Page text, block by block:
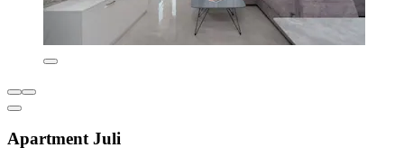
Apartment Juli